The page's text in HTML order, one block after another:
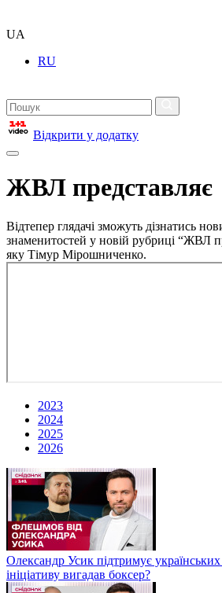
UA
RU
Відкрити у додатку
ЖВЛ представляє
Відтепер глядачі зможуть дізнатись
знаменитостей у новій рубриці “ЖВЛ
яку Тімур Мірошниченко.
2023
2024
2025
2026
Олександр Усик підтримує
ініціативу вигадав боксер?